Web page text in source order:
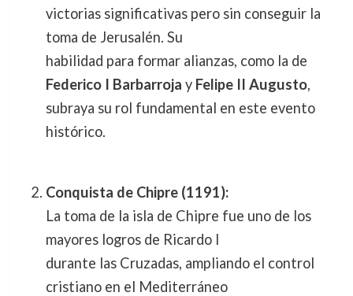
victorias significativas pero sin conseguir la
toma de Jerusalén. Su
habilidad para formar alianzas, como la de
Federico I Barbarroja y Felipe II Augusto,
subraya su rol fundamental en este evento
histórico.
Conquista de Chipre (1191):
La toma de la isla de Chipre fue uno de los
mayores logros de Ricardo I
durante las Cruzadas, ampliando el control
cristiano en el Mediterráneo